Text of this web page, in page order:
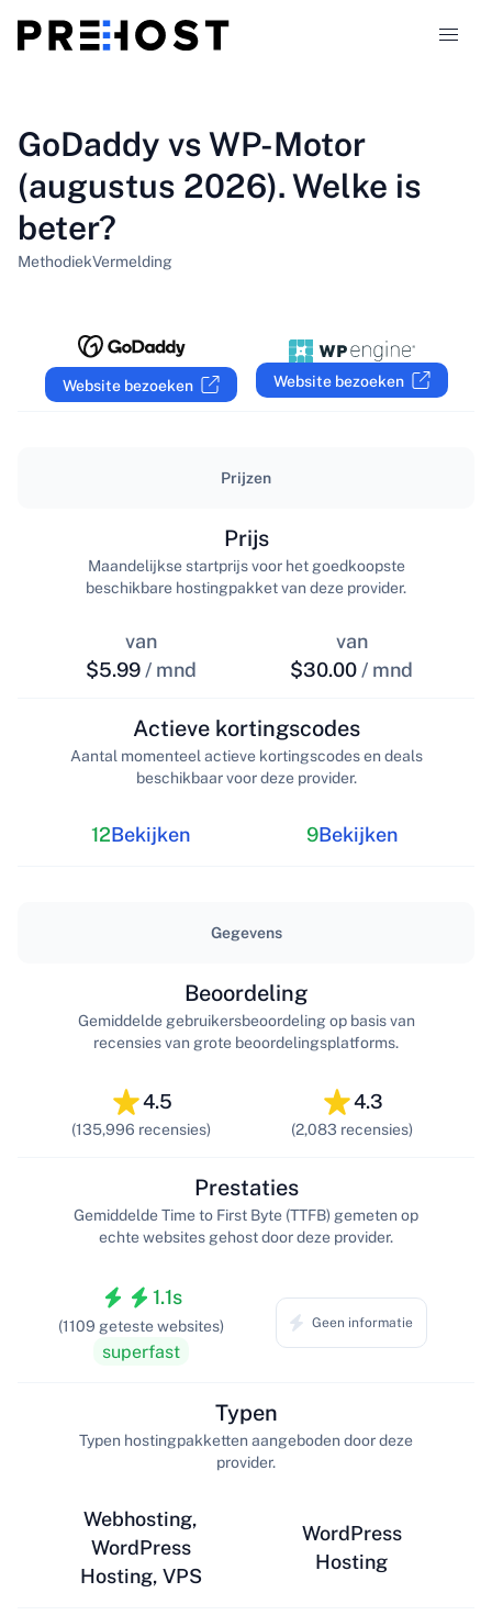
Vergelijkingen
NL
GoDaddy vs WP-Motor
(augustus 2026). Welke is
beter?
MethodiekVermelding
Website bezoeken Website bezoeken
Prijzen
van
$5.99 / mnd
Prijs
Maandelijkse startprijs voor het goedkoopste
beschikbare hostingpakket van deze provider.
van
$30.00 / mnd
12Bekijken
Actieve kortingscodes
Aantal momenteel actieve kortingscodes en deals
beschikbaar voor deze provider.
9Bekijken
Gegevens
4.5
(135,996 recensies)
Beoordeling
Gemiddelde gebruikersbeoordeling op basis van
recensies van grote beoordelingsplatforms.
4.3
(2,083 recensies)
1.1s
(1109 geteste websites)
superfast
Prestaties
Gemiddelde Time to First Byte (TTFB) gemeten op
echte websites gehost door deze provider.
Geen informatie
Webhosting,
WordPress
Hosting, VPS
Typen
Typen hostingpakketten aangeboden door deze
provider.
WordPress
Hosting